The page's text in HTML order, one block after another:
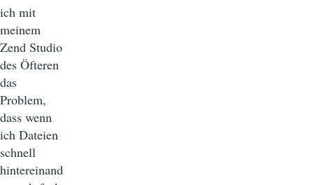
ich mit
meinem
Zend Studio
des Öfteren
das
Problem,
dass wenn
ich Dateien
schnell
hintereinand